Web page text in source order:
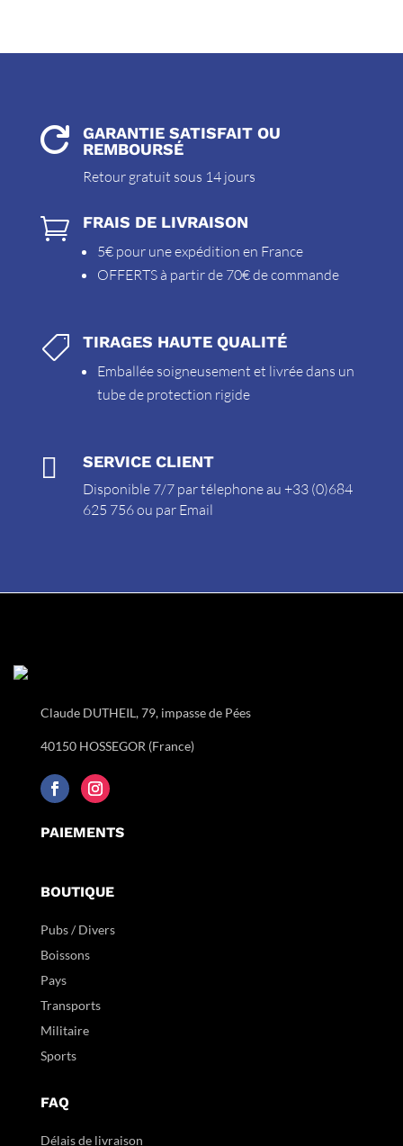

GARANTIE SATISFAIT OU
REMBOURSÉ
Retour gratuit sous 14 jours
 FRAIS DE LIVRAISON
5€ pour une expédition en France
OFFERTS à partir de 70€ de commande
 TIRAGES HAUTE QUALITÉ
Emballée soigneusement et livrée dans un
tube de protection rigide
 SERVICE CLIENT
Disponible 7/7 par télephone au +33 (0)684
625 756 ou par Email
Claude DUTHEIL, 79, impasse de Pées
40150 HOSSEGOR (France)
PAIEMENTS
BOUTIQUE
Pubs / Divers
Boissons
Pays
Transports
Militaire
Sports
FAQ
Délais de livraison